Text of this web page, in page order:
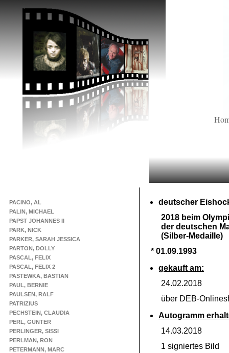
PACINO, AL
PALIN, MICHAEL
PAPST JOHANNES II
PARK, NICK
PARKER, SARAH JESSICA
PARTON, DOLLY
PASCAL, FELIX
PASCAL, FELIX 2
PASTEWKA, BASTIAN
PAUL, BERNIE
PAULSEN, RALF
PATRIZIUS
PECHSTEIN, CLAUDIA
PERL, GÜNTER
PERLINGER, SISSI
PERLMAN, RON
PETERMANN, MARC
deutscher
2018 beim
der deutschen
(Silber-Medaille)
* 01.09.1993
gekauft am:
24.02.2018
über DEB-
Autogramm
14.03.2018
1 signiertes Bild